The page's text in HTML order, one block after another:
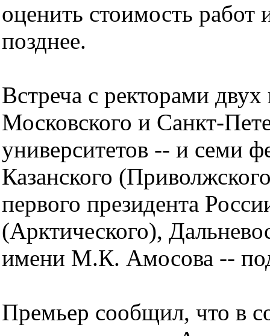
оценить стоимость работ
позднее.
Встреча с ректорами
Московского и Санкт-
университетов -- и семи
Казанского
первого президента
(Арктического),
имени М.К. Амосова --
Премьер сообщил, что в